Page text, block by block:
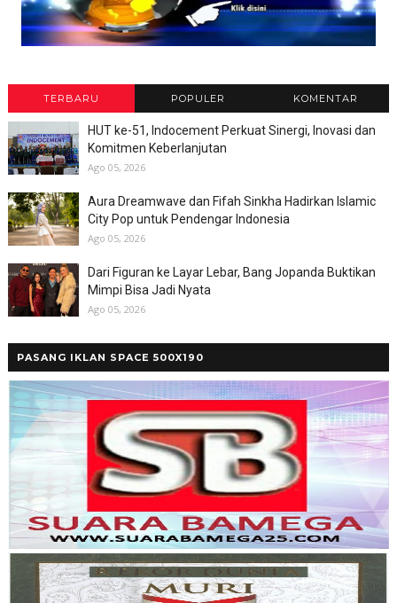
TERBARU POPULER KOMENTAR
HUT ke-51, Indocement Perkuat Sinergi, Inovasi dan
Komitmen Keberlanjutan
Ago 05, 2026
Aura Dreamwave dan Fifah Sinkha Hadirkan Islamic
City Pop untuk Pendengar Indonesia
Ago 05, 2026
Dari Figuran ke Layar Lebar, Bang Jopanda Buktikan
Mimpi Bisa Jadi Nyata
Ago 05, 2026
PASANG IKLAN SPACE 500X190